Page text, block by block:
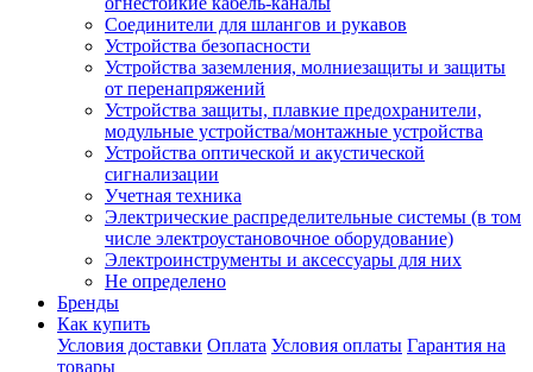
Соединители для шлангов и рукавов
Устройства безопасности
Устройства заземления, молниезащиты и защиты
от перенапряжений
Устройства защиты, плавкие предохранители,
модульные устройства/монтажные устройства
Устройства оптической и акустической
сигнализации
Учетная техника
Электрические распределительные системы (в том
числе электроустановочное оборудование)
Электроинструменты и аксессуары для них
Не определено
Бренды
Как купить
Условия доставки Оплата Условия оплаты Гарантия на
товары